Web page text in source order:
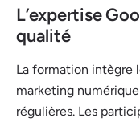
L’expertise
qualité
La formation intègre
marketing
régulières. Les